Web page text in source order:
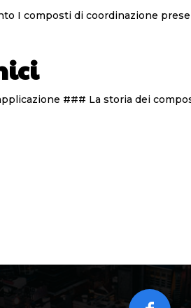
## Composti di Coordinazione: Struttura e
una storia che risale al